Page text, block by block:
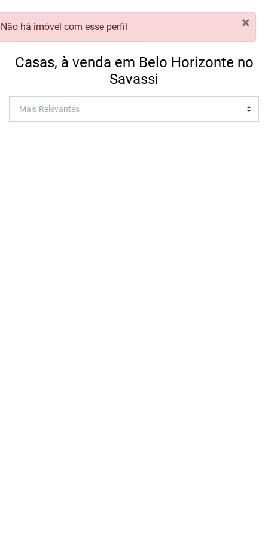
Casas, à venda em Belo Horizonte no
Savassi
×
Não há imóvel com esse perfil